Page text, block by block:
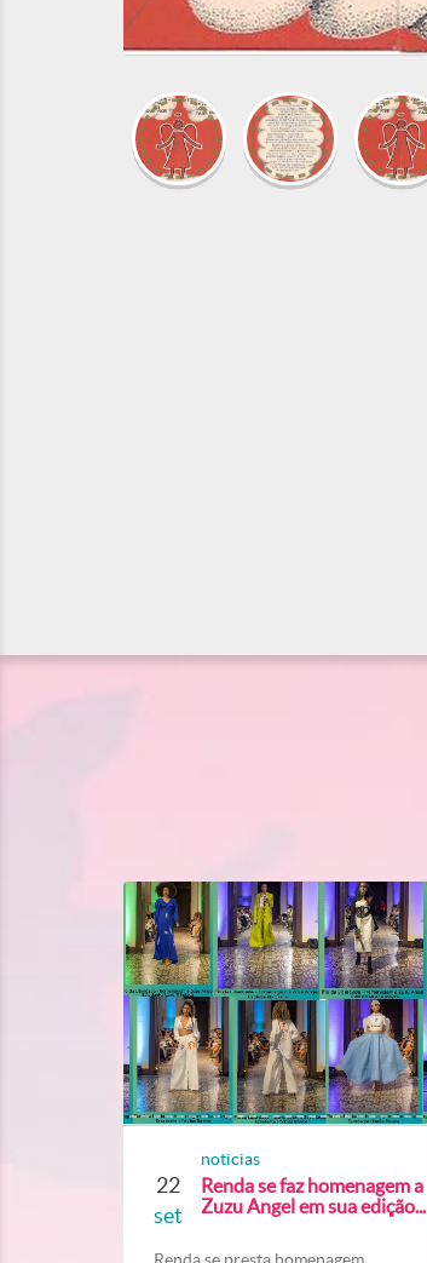
22
set
noticias
Renda se faz homenagem a
Zuzu Angel em sua edição...